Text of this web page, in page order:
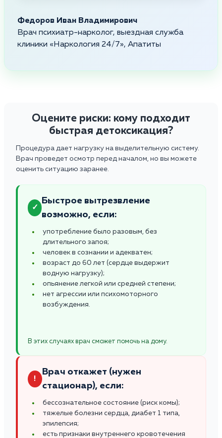
Федоров Иван Владимирович
Врач психиатр-нарколог, выездная служба
клиники «Наркология 24/7», Апатиты
Оцените риски: кому подходит
быстрая детоксикация?
Процедура дает нагрузку на выделительную систему.
Врач проведет осмотр перед началом, но вы можете
оценить ситуацию заранее.
✓
Быстрое вытрезвление
возможно, если:
употребление было разовым, без
длительного запоя;
человек в сознании и адекватен;
возраст до 60 лет (сердце выдержит
водную нагрузку);
опьянение легкой или средней степени;
нет агрессии или психомоторного
возбуждения.
В этих случаях врач сможет помочь на дому.
!
Врач откажет (нужен
стационар), если:
бессознательное состояние (риск комы);
тяжелые болезни сердца, диабет 1 типа,
эпилепсия;
есть признаки внутреннего кровотечения